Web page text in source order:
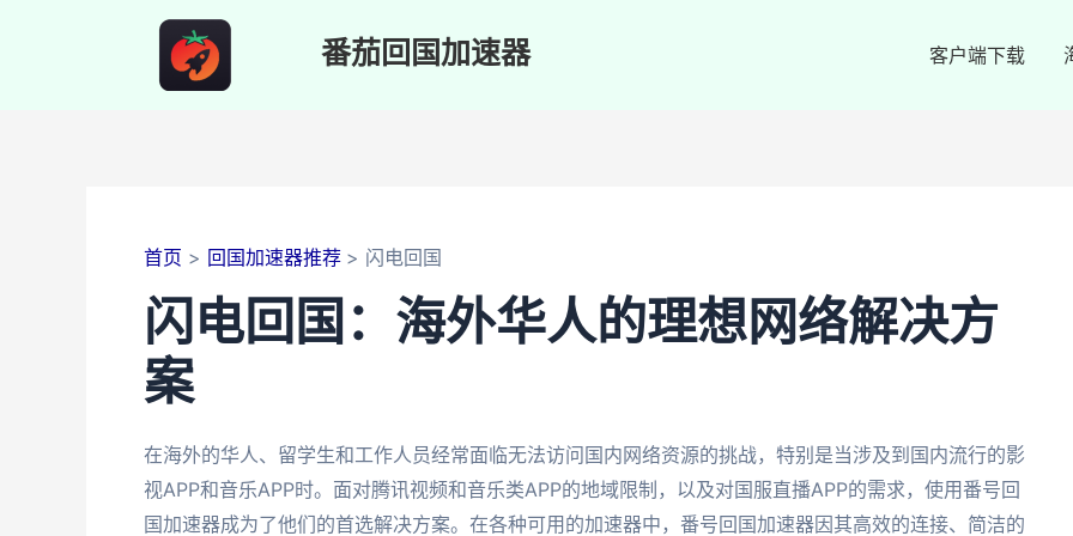
番茄回国加速器 客户端下载
首页 回国加速器推荐 闪电回国
闪电回国：海外华人的理想网络解决方
案
在海外的华人、留学生和工作人员经常面临无法访问国内网络资源的挑战，特别是当涉及到国内流行的影
视APP和音乐APP时。面对腾讯视频和音乐类APP的地域限制，以及对国服直播APP的需求，使用番号回
国加速器成为了他们的首选解决方案。在各种可用的加速器中，番号回国加速器因其高效的连接、简洁的